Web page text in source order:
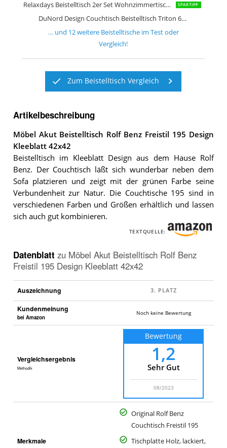
Relaxdays Beistelltisch 2er Set Wohnzimmertische aus Holz SPARTIPP
DuNord Design Couchtisch Beistelltisch Triton 60cm
… und 12weitere Beistelltischeim Test oder
Vergleich!
Zum Beistelltisch Vergleich
Artikelbeschreibung
Möbel Akut Beistelltisch Rolf Benz Freistil 195 Design
Kleeblatt 42x42
Beistelltisch im Kleeblatt Design aus dem Hause Rolf
Benz. Der Couchtisch läßt sich wunderbar neben dem
Sofa platzieren und zeigt mit der grünen Farbe seine
Verbundenheit zur Natur. Die Couchtische 195 sind in
verschiedenen Farben und Größen erhältlich und lassen
sich auch gut kombinieren.
TEXTQUELLE:
Datenblatt zu Möbel Akut Beistelltisch Rolf Benz
Freistil 195 Design Kleeblatt 42x42
Auszeichnung
Kundenmeinung
bei Amazon
Noch keine Bewertung
Vergleichsergebnis
Methodik
Bewertung
1,2
Sehr Gut
08/2023
Merkmale
Original Rolf Benz
Couchtisch Freistil 195
Tischplatte Holz, lackiert,